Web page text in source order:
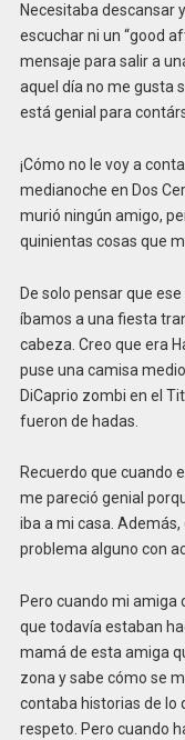
Necesitaba descansar
escuchar ni un “good
mensaje para salir a
aquel día no me gusta
está genial para
¡Cómo no le voy a
medianoche en Dos
murió ningún amigo,
quinientas cosas que
De solo pensar que
íbamos a una fiesta
cabeza. Creo que era
puse una camisa
DiCaprio zombi en el
fueron de hadas.
Recuerdo que cuando
me pareció genial
iba a mi casa.
problema alguno con
Pero cuando mi amiga
que todavía estaban
mamá de esta amiga
zona y sabe cómo se
contaba historias de lo
respeto. Pero cuando